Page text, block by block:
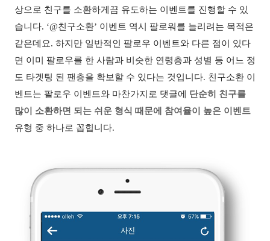
상으로 친구를 소환하게끔 유도하는 이벤트를 진행할 수 있
습니다. ‘@친구소환’ 이벤트 역시 팔로워를 늘리려는 목적은
같은데요. 하지만 일반적인 팔로우 이벤트와 다른 점이 있다
면 이미 팔로우를 한 사람과 비슷한 연령층과 성별 등 어느 정
도 타겟팅 된 팬층을 확보할 수 있다는 것입니다. 친구소환 이
벤트는 팔로우 이벤트와 마찬가지로 댓글에 단순히 친구를
많이 소환하면 되는 쉬운 형식 때문에 참여율이 높은 이벤트
유형 중 하나로 꼽힙니다.